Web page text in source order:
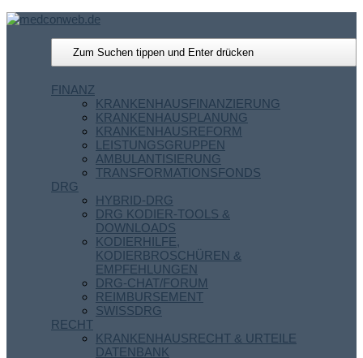
FINANZ
KRANKENHAUSFINANZIERUNG
KRANKENHAUSPLANUNG
KRANKENHAUSREFORM
LEISTUNGSGRUPPEN
AMBULANTISIERUNG
TRANSFORMATIONSFONDS
DRG
HYBRID-DRG
DRG KODIER-TOOLS &
DOWNLOADS
KODIERHILFE,
KODIERBROSCHÜREN &
EMPFEHLUNGEN
DRG-CHAT/FORUM
REIMBURSEMENT
SWISSDRG
RECHT
KRANKENHAUSRECHT & URTEILE
DATENBANK